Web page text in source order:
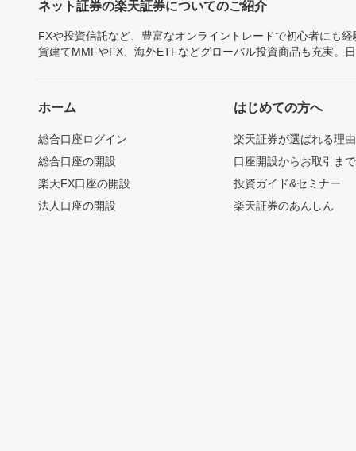
ネット証券の楽天証券についてのご紹介
FXや投資信託など、豊富なオンライントレードで初心者にも
貨建てMMFやFX、海外ETFなどグローバル投資商品も充実。
ホーム
総合口座ログイン
総合口座の開設
楽天FX口座の開設
法人口座の開設
はじめての方へ
楽天証券が選ばれる理由
口座開設からお取引ま
投資ガイド&セミナー
楽天証券のあんしん